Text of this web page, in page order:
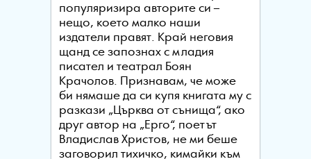
популяризира авторите си –
нещо, което малко наши
издатели правят. Край неговия
щанд се запознах с младия
писател и театрал Боян
Крачолов. Признавам, че може
би нямаше да си купя книгата му с
разкази „Църква от сънища“, ако
друг автор на „Ерго“, поетът
Владислав Христов, не ми беше
заговорил тихичко, кимайки към